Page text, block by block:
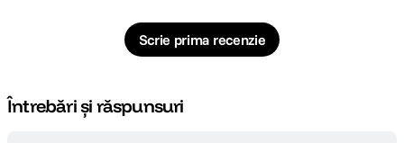
Scrie prima recenzie
Întrebări și răspunsuri